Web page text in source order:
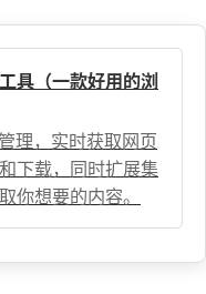
具（一款好用的浏
理，实时获取网页
下载，同时扩展集
你想要的内容。